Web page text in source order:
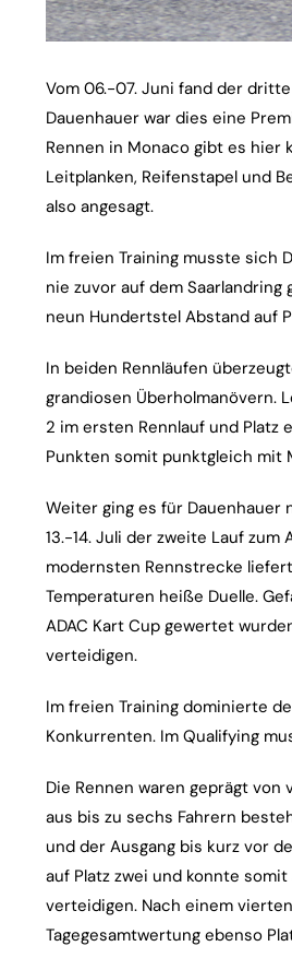
Vom 06.-07. Juni fand der
Dauenhauer war dies eine
Rennen in Monaco gibt es hier
Leitplanken, Reifenstapel und
also angesagt.
Im freien Training musste sich
nie zuvor auf dem
neun Hundertstel Abstand auf
In beiden Rennläufen
grandiosen Überholmanövern.
2 im ersten Rennlauf und Platz
Punkten somit punktgleich mit
Weiter ging es für Dauenhauer
13.-14. Juli der zweite Lauf
modernsten Rennstrecke
Temperaturen heiße Duelle.
ADAC Kart Cup gewertet
verteidigen.
Im freien Training dominierte
Konkurrenten. Im Qualifying
Die Rennen waren geprägt
aus bis zu sechs Fahrern
und der Ausgang bis kurz vor
auf Platz zwei und konnte
verteidigen. Nach einem
Tagegesamtwertung ebenso